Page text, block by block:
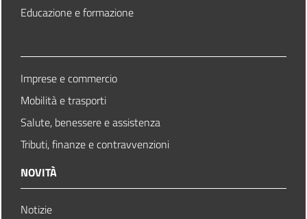
Educazione e formazione
Imprese e commercio
Mobilità e trasporti
Salute, benessere e assistenza
Tributi, finanze e contravvenzioni
NOVITÀ
Notizie